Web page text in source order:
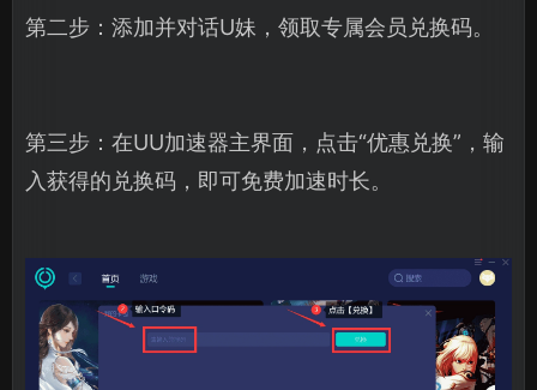
第二步：添加并对话U妹，领取专属会员兑换码。
第三步：在UU加速器主界面，点击“优惠兑换”，输
入获得的兑换码，即可免费加速时长。